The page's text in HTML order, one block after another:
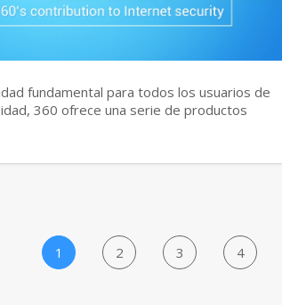
fundamental para todos los usuarios de
360 ofrece una serie de productos
1 2 3 4